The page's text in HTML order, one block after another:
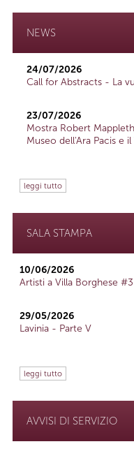
NEWS
24/07/2026
Call for Abstracts - La
23/07/2026
Mostra Robert
Museo dell'Ara Pacis e
leggi tutto
SALA STAMPA
10/06/2026
Artisti a Villa Borghese #3
29/05/2026
Lavinia - Parte V
leggi tutto
AVVISI DI SERVIZIO